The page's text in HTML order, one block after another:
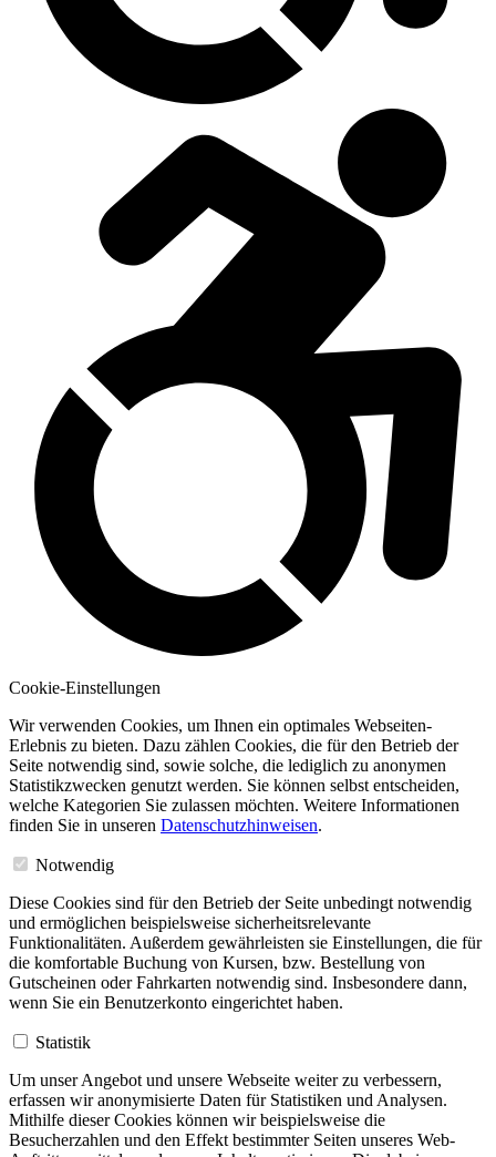
Cookie-Einstellungen
Wir verwenden Cookies, um Ihnen ein optimales Webseiten-
Erlebnis zu bieten. Dazu zählen Cookies, die für den Betrieb der
Seite notwendig sind, sowie solche, die lediglich zu anonymen
Statistikzwecken genutzt werden. Sie können selbst entscheiden,
welche Kategorien Sie zulassen möchten. Weitere Informationen
finden Sie in unseren Datenschutzhinweisen.
Notwendig
Diese Cookies sind für den Betrieb der Seite unbedingt notwendig
und ermöglichen beispielsweise sicherheitsrelevante
Funktionalitäten. Außerdem gewährleisten sie Einstellungen, die für
die komfortable Buchung von Kursen, bzw. Bestellung von
Gutscheinen oder Fahrkarten notwendig sind. Insbesondere dann,
wenn Sie ein Benutzerkonto eingerichtet haben.
Statistik
Um unser Angebot und unsere Webseite weiter zu verbessern,
erfassen wir anonymisierte Daten für Statistiken und Analysen.
Mithilfe dieser Cookies können wir beispielsweise die
Besucherzahlen und den Effekt bestimmter Seiten unseres Web-